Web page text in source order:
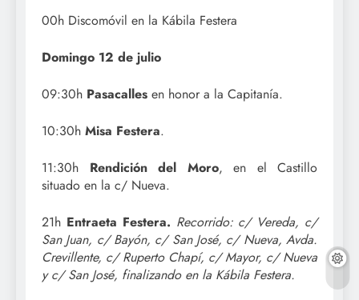
00h Discomóvil en la Kábila Festera
Domingo 12 de julio
09:30h Pasacalles en honor a la Capitanía.
10:30h Misa Festera.
11:30h Rendición del Moro, en el Castillo
situado en la c/ Nueva.
21h Entraeta Festera. Recorrido: c/ Vereda, c/
San Juan, c/ Bayón, c/ San José, c/ Nueva, Avda.
Crevillente, c/ Ruperto Chapí, c/ Mayor, c/ Nueva
y c/ San José, finalizando en la Kábila Festera.